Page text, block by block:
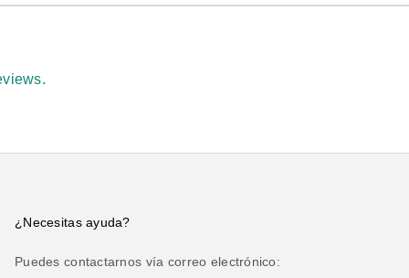
¿Necesitas ayuda?
Puedes contactarnos vía correo electrónico: